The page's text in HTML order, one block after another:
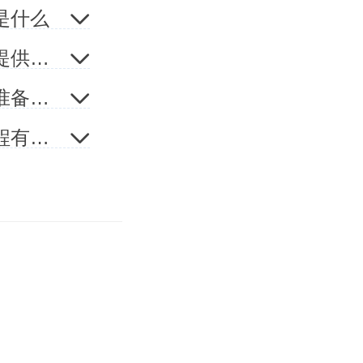
。同样
口即可
说政府
什么
公司办理三证合一的流程是什么？办理三证合一要提供哪些资料？
办理三证合一去哪里办理？去办理三证合一之前要准备哪些东西？
工商变更是什么意思，工商变更所需材料及变更流程有哪些